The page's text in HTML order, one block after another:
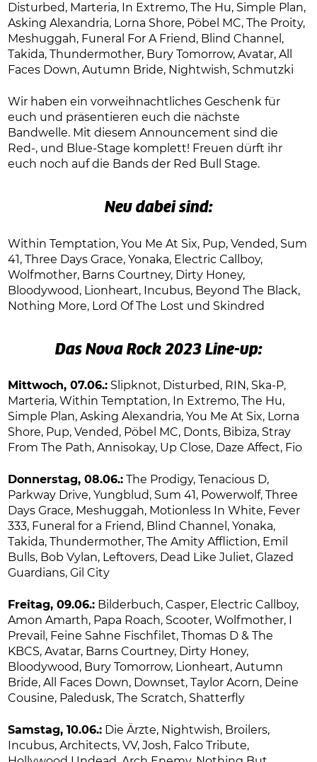
Disturbed, Marteria, In Extremo, The Hu, Simple Plan,
Asking Alexandria, Lorna Shore, Pöbel MC, The Proity,
Meshuggah, Funeral For A Friend, Blind Channel,
Takida, Thundermother, Bury Tomorrow, Avatar, All
Faces Down, Autumn Bride, Nightwish, Schmutzki
Wir haben ein vorweihnachtliches Geschenk für
euch und präsentieren euch die nächste
Bandwelle. Mit diesem Announcement sind die
Red-, und Blue-Stage komplett! Freuen dürft ihr
euch noch auf die Bands der Red Bull Stage.
Neu dabei sind:
Within Temptation, You Me At Six, Pup, Vended, Sum
41, Three Days Grace, Yonaka, Electric Callboy,
Wolfmother, Barns Courtney, Dirty Honey,
Bloodywood, Lionheart, Incubus, Beyond The Black,
Nothing More, Lord Of The Lost und Skindred
Das Nova Rock 2023 Line-up:
Mittwoch, 07.06.: Slipknot, Disturbed, RIN, Ska-P,
Marteria, Within Temptation, In Extremo, The Hu,
Simple Plan, Asking Alexandria, You Me At Six, Lorna
Shore, Pup, Vended, Pöbel MC, Donts, Bibiza, Stray
From The Path, Annisokay, Up Close, Daze Affect, Fio
Donnerstag, 08.06.: The Prodigy, Tenacious D,
Parkway Drive, Yungblud, Sum 41, Powerwolf, Three
Days Grace, Meshuggah, Motionless In White, Fever
333, Funeral for a Friend, Blind Channel, Yonaka,
Takida, Thundermother, The Amity Affliction, Emil
Bulls, Bob Vylan, Leftovers, Dead Like Juliet, Glazed
Guardians, Gil City
Freitag, 09.06.: Bilderbuch, Casper, Electric Callboy,
Amon Amarth, Papa Roach, Scooter, Wolfmother, I
Prevail, Feine Sahne Fischfilet, Thomas D & The
KBCS, Avatar, Barns Courtney, Dirty Honey,
Bloodywood, Bury Tomorrow, Lionheart, Autumn
Bride, All Faces Down, Downset, Taylor Acorn, Deine
Cousine, Paledusk, The Scratch, Shatterfly
Samstag, 10.06.: Die Ärzte, Nightwish, Broilers,
Incubus, Architects, VV, Josh, Falco Tribute,